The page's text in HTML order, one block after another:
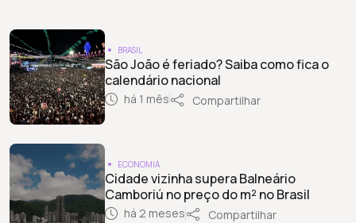
BRASIL
São João é feriado? Saiba como fica o
calendário nacional
há 1 mês Compartilhar
ECONOMIA
Cidade vizinha supera Balneário
Camboriú no preço do m² no Brasil
há 2 meses Compartilhar